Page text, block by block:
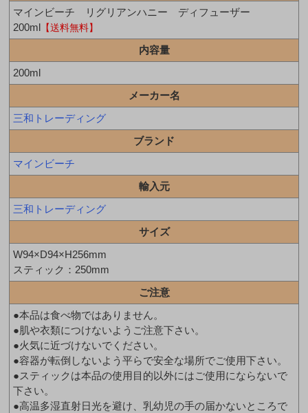
マインビーチ リグリアンハニー ディフューザー
200ml 【送料無料】
内容量
200ml
メーカー名
三和トレーディング
ブランド
マインビーチ
輸入元
三和トレーディング
サイズ
W94×D94×H256mm
スティック：250mm
ご注意
●本品は食べ物ではありません。
●肌や衣類につけないようご注意下さい。
●火気に近づけないでください。
●容器が転倒しないよう平らで安全な場所でご使用下さい。
●スティックは本品の使用目的以外にはご使用にならないで
下さい。
●高温多湿直射日光を避け、乳幼児の手の届かないところで